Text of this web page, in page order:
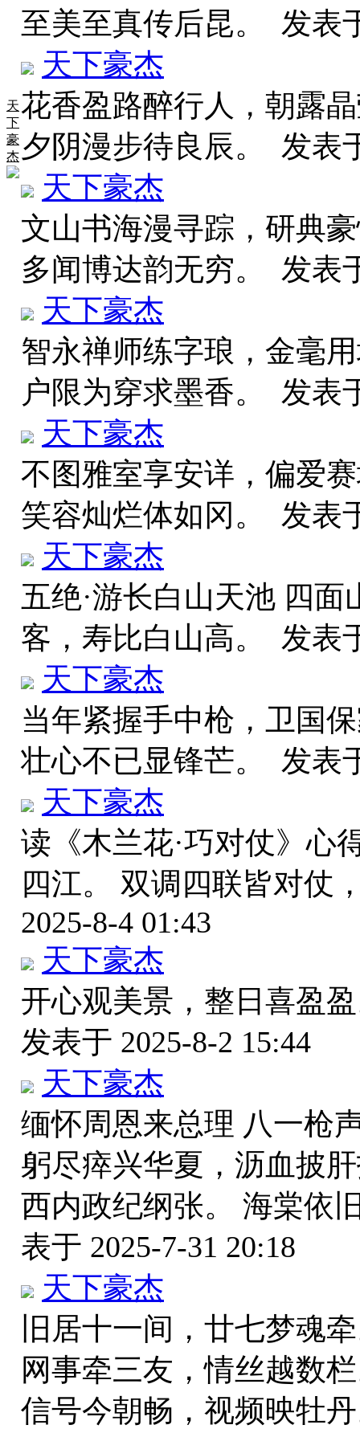
天
下
豪
杰
至美至真传后昆。 发表
天下豪杰
花香盈路醉行人，朝露
夕阴漫步待良辰。 发表
天下豪杰
文山书海漫寻踪，研典
多闻博达韵无穷。 发表
天下豪杰
智永禅师练字琅，金毫
户限为穿求墨香。 发表
天下豪杰
不图雅室享安详，偏爱
笑容灿烂体如冈。 发表
天下豪杰
五绝·游长白山天池 四
客，寿比白山高。 发表
天下豪杰
当年紧握手中枪，卫国
壮心不已显锋芒。 发表
天下豪杰
读《木兰花·巧对仗》心
四江。 双调四联皆对仗
2025-8-4 01:43
天下豪杰
开心观美景，整日喜盈
发表于 2025-8-2 15:44
天下豪杰
缅怀周恩来总理 八一枪
躬尽瘁兴华夏，沥血披
西内政纪纲张。 海棠依
表于 2025-7-31 20:18
天下豪杰
旧居十一间，廿七梦魂
网事牵三友，情丝越数
信号今朝畅，视频映牡